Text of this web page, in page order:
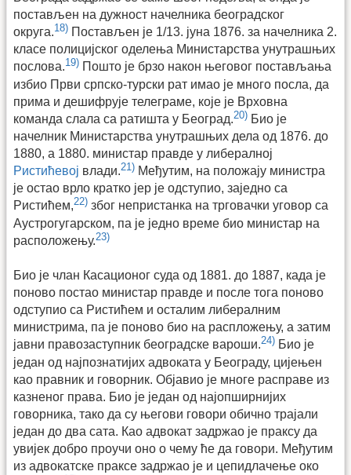
постављен на дужност начелника београдског
округа.18) Постављен је 1/13. јуна 1876. за начелника 2.
класе полицијског оделења Министарства унутрашњих
послова.19) Пошто је брзо након његовог постављања
избио Први српско-турски рат имао је много посла, да
прима и дешифрује телеграме, које је Врховна
команда слала са ратишта у Београд.20) Био је
начелник Министарства унутрашњих дела од 1876. до
1880, а 1880. министар правде у либералној
Ристићевој влади.21) Међутим, на положају министра
је остао врло кратко јер је одступио, заједно са
Ристићем,22) због непристанка на трговачки уговор са
Аустрогугарском, па је једно време био министар на
расположењу.23)
Био је члан Касационог суда од 1881. до 1887, када је
поново постао министар правде и после тога поново
одступио са Ристићем и осталим либералним
министрима, па је поново био на распложењу, а затим
јавни правозаступник београдске вароши.24) Био је
један од најпознатијих адвоката у Београду, цијењен
као правник и говорник. Објавио је многе расправе из
казненог права. Био је један од најопширнијих
говорника, тако да су његови говори обично трајали
један до два сата. Као адвокат задржао је праксу да
увијек добро проучи оно о чему ће да говори. Међутим
из адвокатске праксе задржао је и цепидлачење око